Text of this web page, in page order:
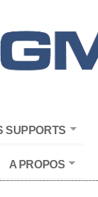
SUPPORTS
A PROPOS